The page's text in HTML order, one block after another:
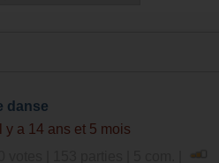
danse
y a 14 ans et 5 mois